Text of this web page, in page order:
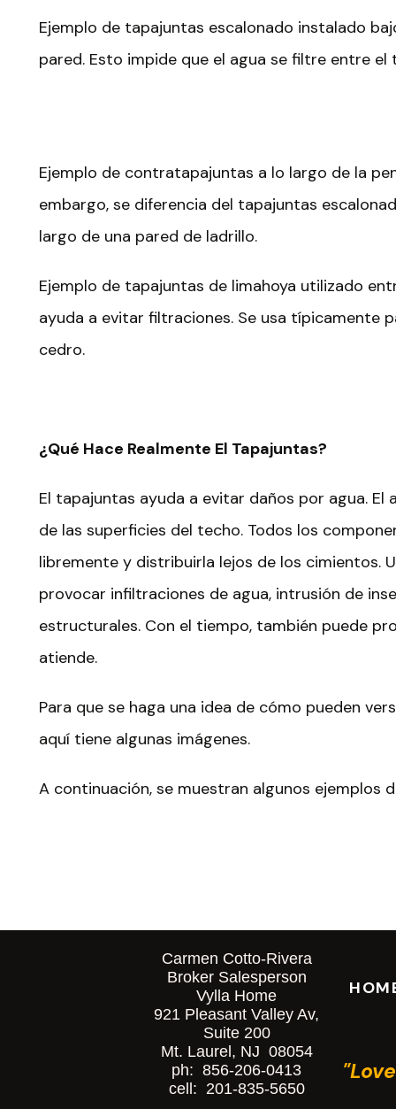
Ejemplo de tapajuntas escalonado instalado
pared. Esto impide que el agua se filtre entre
Ejemplo de contratapajuntas a lo largo de la
embargo, se diferencia del tapajuntas
largo de una pared de ladrillo.
Ejemplo de tapajuntas de limahoya utilizado
ayuda a evitar filtraciones. Se usa típicamente
cedro.
¿Qué Hace Realmente El Tapajuntas?
El tapajuntas ayuda a evitar daños por agua.
de las superficies del techo. Todos los
libremente y distribuirla lejos de los cimientos.
provocar infiltraciones de agua, intrusión de
estructurales. Con el tiempo, también puede
atiende.
Para que se haga una idea de cómo pueden
aquí tiene algunas imágenes.
A continuación, se muestran algunos ejemplos
3 Cosas Que Usted Debe Saber Sobre Los
Tipos de Metales para Tapajuntas de Techo
Existen diferentes tipos de metales
comunes son: aluminio, acero y cobre. El
porque se ajusta a la mayoría de los
Carmen Cotto-Rivera
Broker Salesperson
Vylla Home
921 Pleasant Valley Av,
Suite 200
Mt. Laurel, NJ 08054
ph: 856-206-0413
cell: 201-835-5650